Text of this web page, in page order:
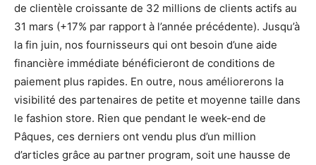
de clientèle croissante de 32 millions de clients actifs au
31 mars (+17% par rapport à l’année précédente). Jusqu’à
la fin juin, nos fournisseurs qui ont besoin d’une aide
financière immédiate bénéficieront de conditions de
paiement plus rapides. En outre, nous améliorerons la
visibilité des partenaires de petite et moyenne taille dans
le fashion store. Rien que pendant le week-end de
Pâques, ces derniers ont vendu plus d’un million
d’articles grâce au partner program, soit une hausse de